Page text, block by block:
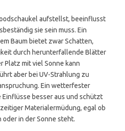
aufstellst, beeinflusst
sie sein muss. Ein
Baum bietet zwar Schatten,
durch herunterfallende Blätter
Platz mit viel Sonne kann
aber bei UV-Strahlung zu
Ein wetterfester
besser aus und schützt
Materialermüdung, egal ob
oder in der Sonne steht.